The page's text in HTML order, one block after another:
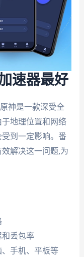
速器最好
神是一款深受全
地理位置和网络
到一定影响。番
解决这一问题,为
丢包率
手机、平板等